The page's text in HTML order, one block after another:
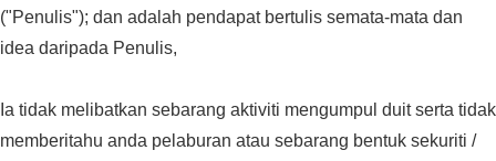
("Penulis"); dan adalah pendapat bertulis semata-mata dan
idea daripada Penulis,
Ia tidak melibatkan sebarang aktiviti mengumpul duit serta tidak
memberitahu anda pelaburan atau sebarang bentuk sekuriti /